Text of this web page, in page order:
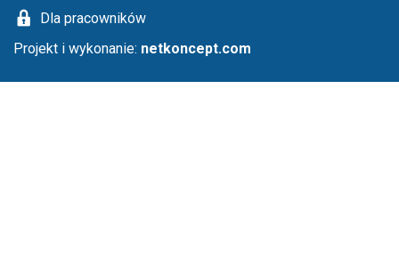
Dla pracowników
Projekt i wykonanie: netkoncept.com